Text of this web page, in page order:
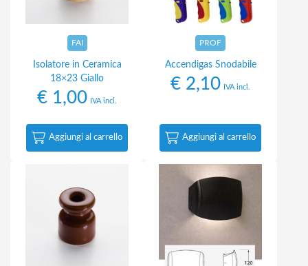
FAI
Isolatore in Ceramica
18×23 Giallo
€ 1,00 IVA incl.
Aggiungi al carrello
PROF
Accendigas Snodabile
€ 2,10 IVA incl.
Aggiungi al carrello